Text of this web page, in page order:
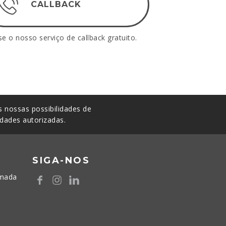
CALLBACK
o nosso serviço de callback gratuito.
possibilidades de
autorizadas.
SIGA-NOS